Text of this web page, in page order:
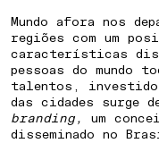
Mundo afora nos
regiões com um
características
pessoas do mundo
talentos,
das cidades surge de
branding, um
disseminado no